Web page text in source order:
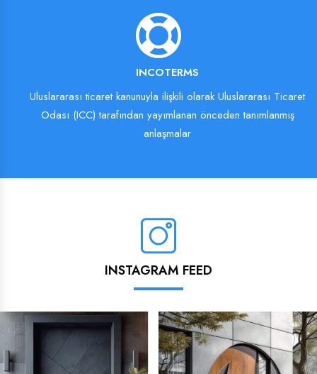
INCOTERMS
Uluslararası ticaret kanunuyla ilişkili olarak Uluslararası Ticaret
Odası (ICC) tarafından yayımlanan önceden tanımlanmış
anlaşmalar
INSTAGRAM FEED